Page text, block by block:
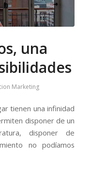
una
Marketing
tienen una infinidad
disponer de un
disponer de
no podíamos